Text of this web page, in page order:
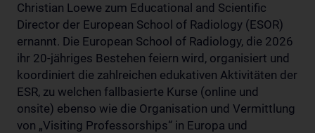
Christian Loewe zum Educational and Scientific
Director der European School of Radiology (ESOR)
ernannt. Die European School of Radiology, die 2026
ihr 20-jähriges Bestehen feiern wird, organisiert und
koordiniert die zahlreichen edukativen Aktivitäten der
ESR, zu welchen fallbasierte Kurse (online und
onsite) ebenso wie die Organisation und Vermittlung
von „Visiting Professorships“ in Europa und